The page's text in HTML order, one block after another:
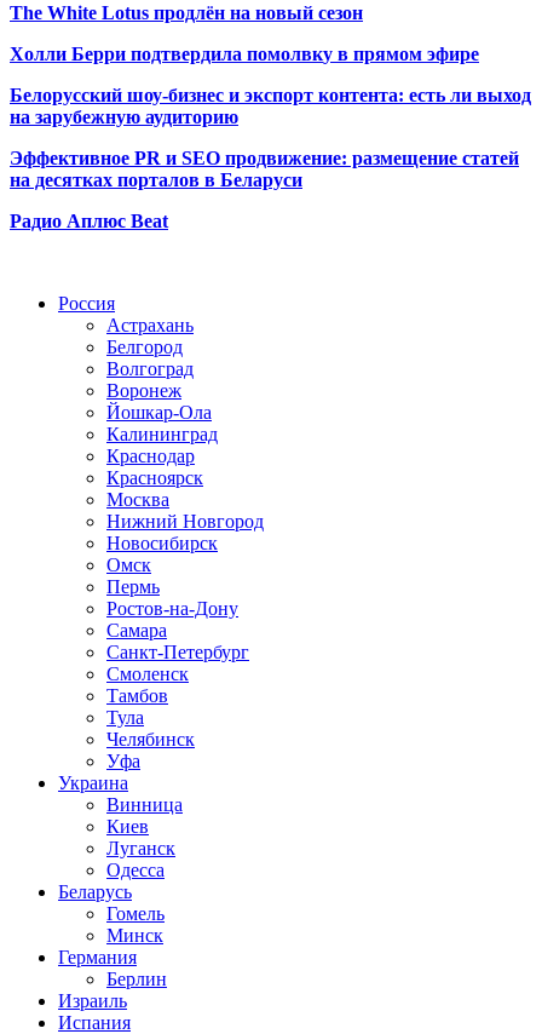
The White Lotus продлён на новый сезон
Холли Берри подтвердила помолвку в прямом эфире
Белорусский шоу-бизнес и экспорт контента: есть ли выход
на зарубежную аудиторию
Эффективное PR и SEO продвижение: размещение статей
на десятках порталов в Беларуси
Радио Аплюс Beat
Россия
Астрахань
Белгород
Волгоград
Воронеж
Йошкар-Ола
Калининград
Краснодар
Красноярск
Москва
Нижний Новгород
Новосибирск
Омск
Пермь
Ростов-на-Дону
Самара
Санкт-Петербург
Смоленск
Тамбов
Тула
Челябинск
Уфа
Украина
Винница
Киев
Луганск
Одесса
Беларусь
Гомель
Минск
Германия
Берлин
Израиль
Испания